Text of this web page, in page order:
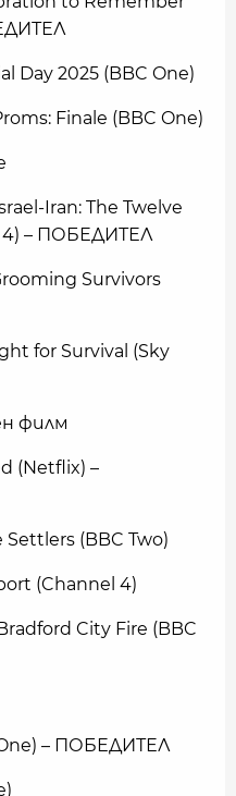
Day 2025 (BBC One)
Finale (BBC One)
Iran: The Twelve
4) – ПОБЕДИТЕЛ
Survivors
for Survival (Sky
филм
(Netflix) –
Settlers (BBC Two)
(Channel 4)
City Fire (BBC
– ПОБЕДИТЕЛ